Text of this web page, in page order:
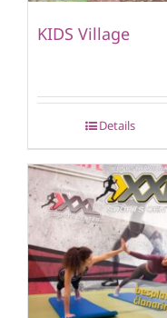
KIDS Village
Details